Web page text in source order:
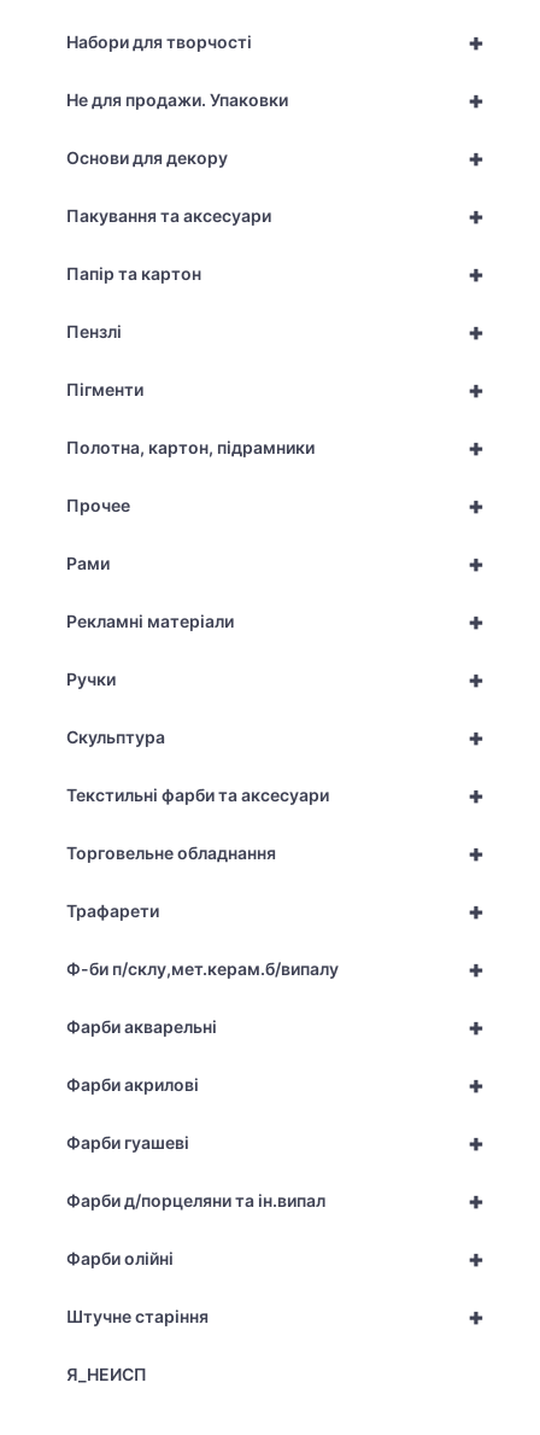
+
Набори для творчості
+
Не для продажи. Упаковки
+
Основи для декору
+
Пакування та аксесуари
+
Папір та картон
+
Пензлі
+
Пігменти
+
Полотна, картон, підрамники
+
Прочее
+
Рами
+
Рекламні матеріали
+
Ручки
+
Скульптура
+
Текстильні фарби та аксесуари
+
Торговельне обладнання
+
Трафарети
+
Ф-би п/склу,мет.керам.б/випалу
+
Фарби акварельні
+
Фарби акрилові
+
Фарби гуашеві
+
Фарби д/порцеляни та ін.випал
+
Фарби олійні
+
Штучне старіння
Я_НЕИСП